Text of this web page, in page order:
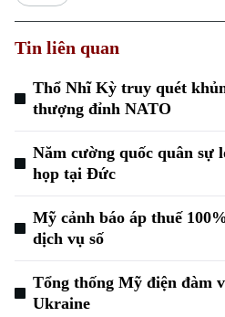
Thời sự
Tin liên quan
Thổ Nhĩ Kỳ truy quét
thượng đỉnh NATO
Năm cường quốc quân sự
họp tại Đức
Mỹ cảnh báo áp thuế
dịch vụ số
Tổng thống Mỹ điện đàm
Ukraine